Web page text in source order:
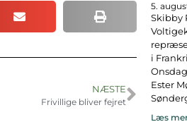
NÆSTE
Frivillige bliver fejret
5.
Skibby
i
Ester
Læs